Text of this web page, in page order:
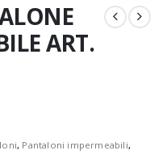
ART.
, Pantaloni impermeabili,